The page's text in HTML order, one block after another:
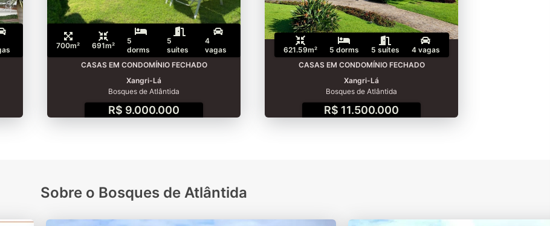
700m² 691m²
5
dorms
5
suítes
4
vagas
CASAS EM CONDOMÍNIO FECHADO
Xangri-Lá
Bosques de Atlântida
R$ 9.000.000
621.59m² 5 dorms 5 suítes
4 vagas
CASAS EM CONDOMÍNIO FECHADO
Xangri-Lá
Bosques de Atlântida
R$ 11.500.000
Sobre o Bosques de Atlântida